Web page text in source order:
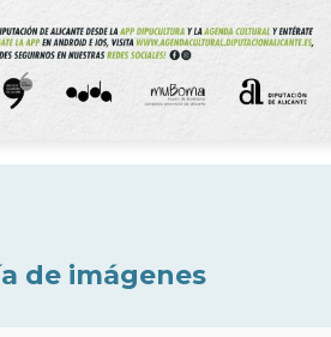
de imágenes